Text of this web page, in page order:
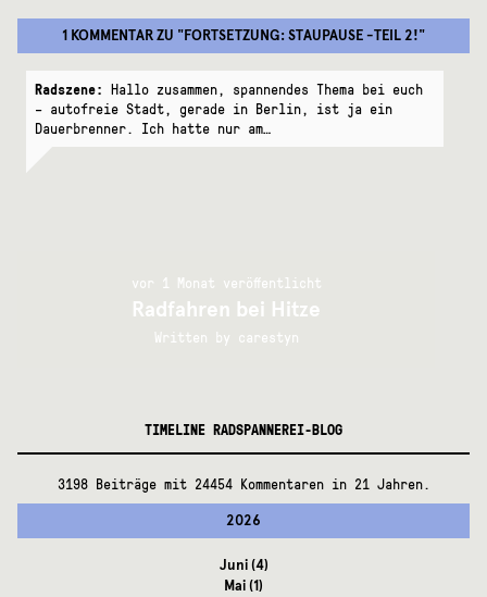
1 KOMMENTARZU "FORTSETZUNG: STAUPAUSE -TEIL 2!"
Radszene: Hallo zusammen, spannendes Thema bei euch
– autofreie Stadt, gerade in Berlin, ist ja ein
Dauerbrenner. Ich hatte nur am…
vor 1 Monat veröffentlicht
Radfahren bei Hitze
Written by carestyn
TIMELINE RADSPANNEREI-BLOG
3198 Beiträge mit 24454 Kommentaren in 21 Jahren.
2026
Juni(4)
Mai(1)